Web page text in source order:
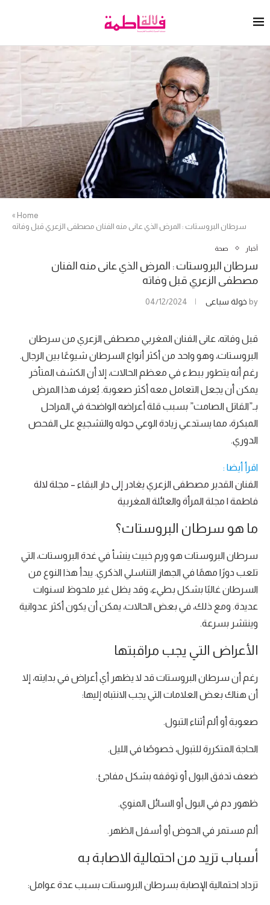
Home
»
سرطان البروستات : المرض الذي عانى منه الفنان مصطفى الزعري قبل وفاته
أخبار صحة
سرطان البروستات : المرض الذي عانى منه الفنان
مصطفى الزعري قبل وفاته
by خولة سباعي 04/12/2024
قبل وفاته، عانى الفنان المغربي مصطفى الزعري من سرطان
البروستات، وهو واحد من أكثر أنواع السرطان شيوعًا بين الرجال.
رغم أنه يتطور ببطء في معظم الحالات، إلا أن الكشف المتأخر
يمكن أن يجعل التعامل معه أكثر صعوبة. يُعرف هذا المرض
بـ”القاتل الصامت” بسبب قلة أعراضه الواضحة في المراحل
المبكرة، مما يستدعي زيادة الوعي حوله والتشجيع على الفحص
الدوري.
اقرأ أيضا :
الفنان القدير مصطفى الزعري يغادر إلى دار البقاء – مجلة لالة
فاطمة | مجلة المرأة والعائلة المغربية
ما هو سرطان البروستات؟
سرطان البروستات هو ورم خبيث ينشأ في غدة البروستات، التي
تلعب دورًا مهمًا في الجهاز التناسلي الذكري. يبدأ هذا النوع من
السرطان غالبًا بشكل بطيء، وقد يظل غير ملحوظ لسنوات
عديدة. ومع ذلك، في بعض الحالات، يمكن أن يكون أكثر عدوانية
وينتشر بسرعة.
الأعراض التي يجب مراقبتها
رغم أن سرطان البروستات قد لا يظهر أي أعراض في بدايته، إلا
أن هناك بعض العلامات التي يجب الانتباه إليها:
صعوبة أو ألم أثناء التبول.
الحاجة المتكررة للتبول، خصوصًا في الليل.
ضعف تدفق البول أو توقفه بشكل مفاجئ.
ظهور دم في البول أو السائل المنوي.
ألم مستمر في الحوض أو أسفل الظهر.
أسباب تزيد من احتمالية الاصابة به
تزداد احتمالية الإصابة بسرطان البروستات بسبب عدة عوامل: